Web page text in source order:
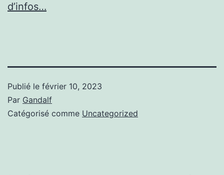
d’infos…
Publié le février 10, 2023
Par Gandalf
Catégorisé comme Uncategorized